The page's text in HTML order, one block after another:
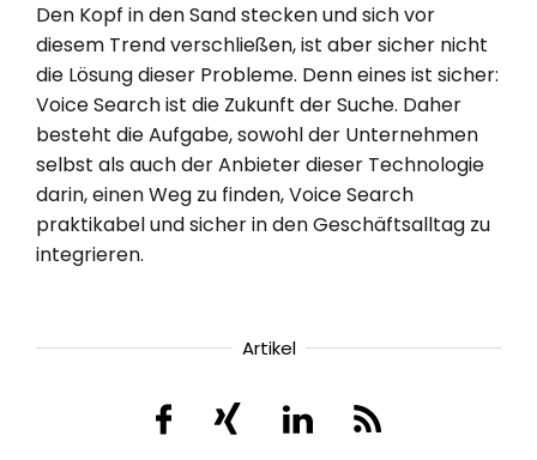
Den Kopf in den Sand stecken und sich vor
diesem Trend verschließen, ist aber sicher nicht
die Lösung dieser Probleme. Denn eines ist sicher:
Voice Search ist die Zukunft der Suche. Daher
besteht die Aufgabe, sowohl der Unternehmen
selbst als auch der Anbieter dieser Technologie
darin, einen Weg zu finden, Voice Search
praktikabel und sicher in den Geschäftsalltag zu
integrieren.
Artikel